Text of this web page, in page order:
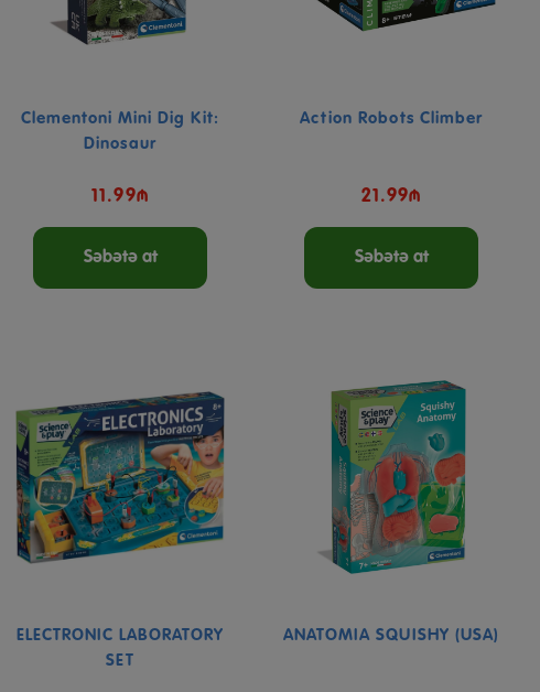
Clementoni Mini Dig Kit:
Dinosaur
11.99₼
Səbətə at
Action Robots Climber
21.99₼
Səbətə at
ELECTRONIC LABORATORY
SET
ANATOMIA SQUISHY (USA)